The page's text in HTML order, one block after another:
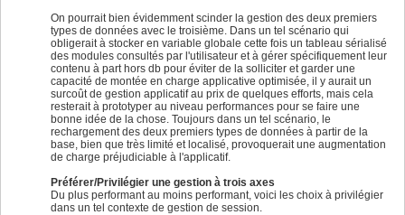
On pourrait bien évidemment scinder la gestion des deux premiers
types de données avec le troisième. Dans un tel scénario qui
obligerait à stocker en variable globale cette fois un tableau sérialisé
des modules consultés par l'utilisateur et à gérer spécifiquement leur
contenu à part hors db pour éviter de la solliciter et garder une
capacité de montée en charge applicative optimisée, il y aurait un
surcoût de gestion applicatif au prix de quelques efforts, mais cela
resterait à prototyper au niveau performances pour se faire une
bonne idée de la chose. Toujours dans un tel scénario, le
rechargement des deux premiers types de données à partir de la
base, bien que très limité et localisé, provoquerait une augmentation
de charge préjudiciable à l'applicatif.
Préférer/Privilégier une gestion à trois axes
Du plus performant au moins performant, voici les choix à privilégier
dans un tel contexte de gestion de session.